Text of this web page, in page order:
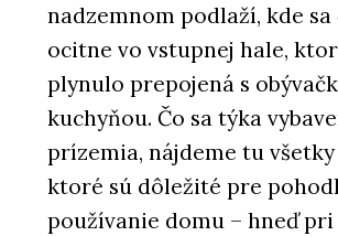
nadzemnom podlaží, kde sa
ocitne vo vstupnej hale,
plynulo prepojená s
kuchyňou. Čo sa týka
prízemia, nájdeme tu
ktoré sú dôležité pre
používanie domu – hneď pri